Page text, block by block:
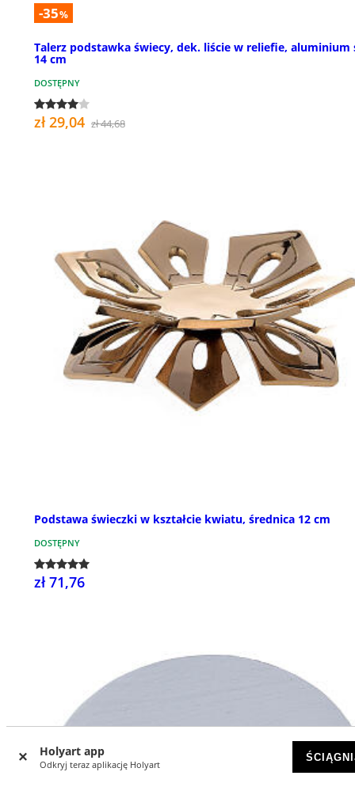
Holyart app
Odkryj teraz aplikację Holyart
-35%
Talerz podstawka świecy, dek. liście w reliefie, aluminium
14 cm
DOSTĘPNY
zł 29,04 zł 44,68
Podstawa świeczki w kształcie kwiatu, średnica 12 cm
DOSTĘPNY
zł 71,76